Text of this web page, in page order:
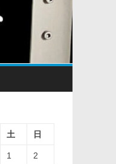
土 日
1 2